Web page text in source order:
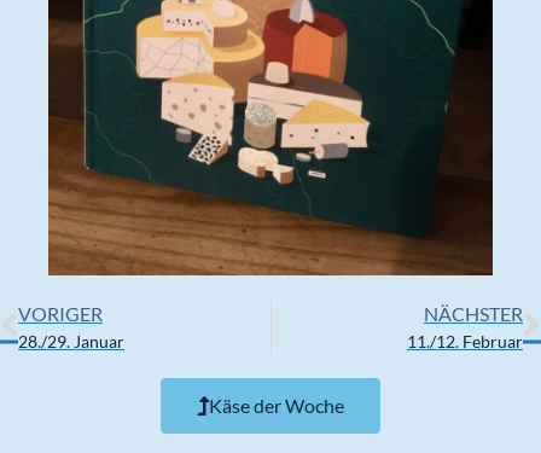
VORIGER
28./29. Januar
NÄCHSTER
11./12. Februar
Käse der Woche